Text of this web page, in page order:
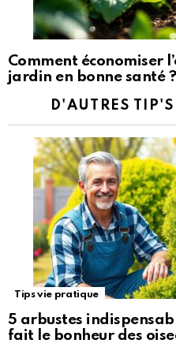
Comment économiser
jardin en bonne santé ?
D'AUTRES
Tips vie pratique
5 arbustes
fait le bonheur des